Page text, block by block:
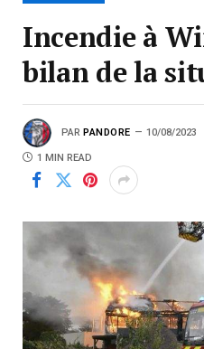
Incendie à
bilan de la
PAR PANDORE 10/08/2023
1 MIN READ